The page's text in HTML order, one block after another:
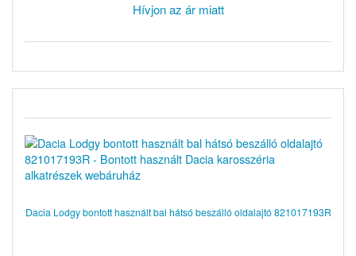
Hívjon az ár miatt
Dacia Lodgy bontott használt bal hátsó beszálló oldalajtó 821017193R